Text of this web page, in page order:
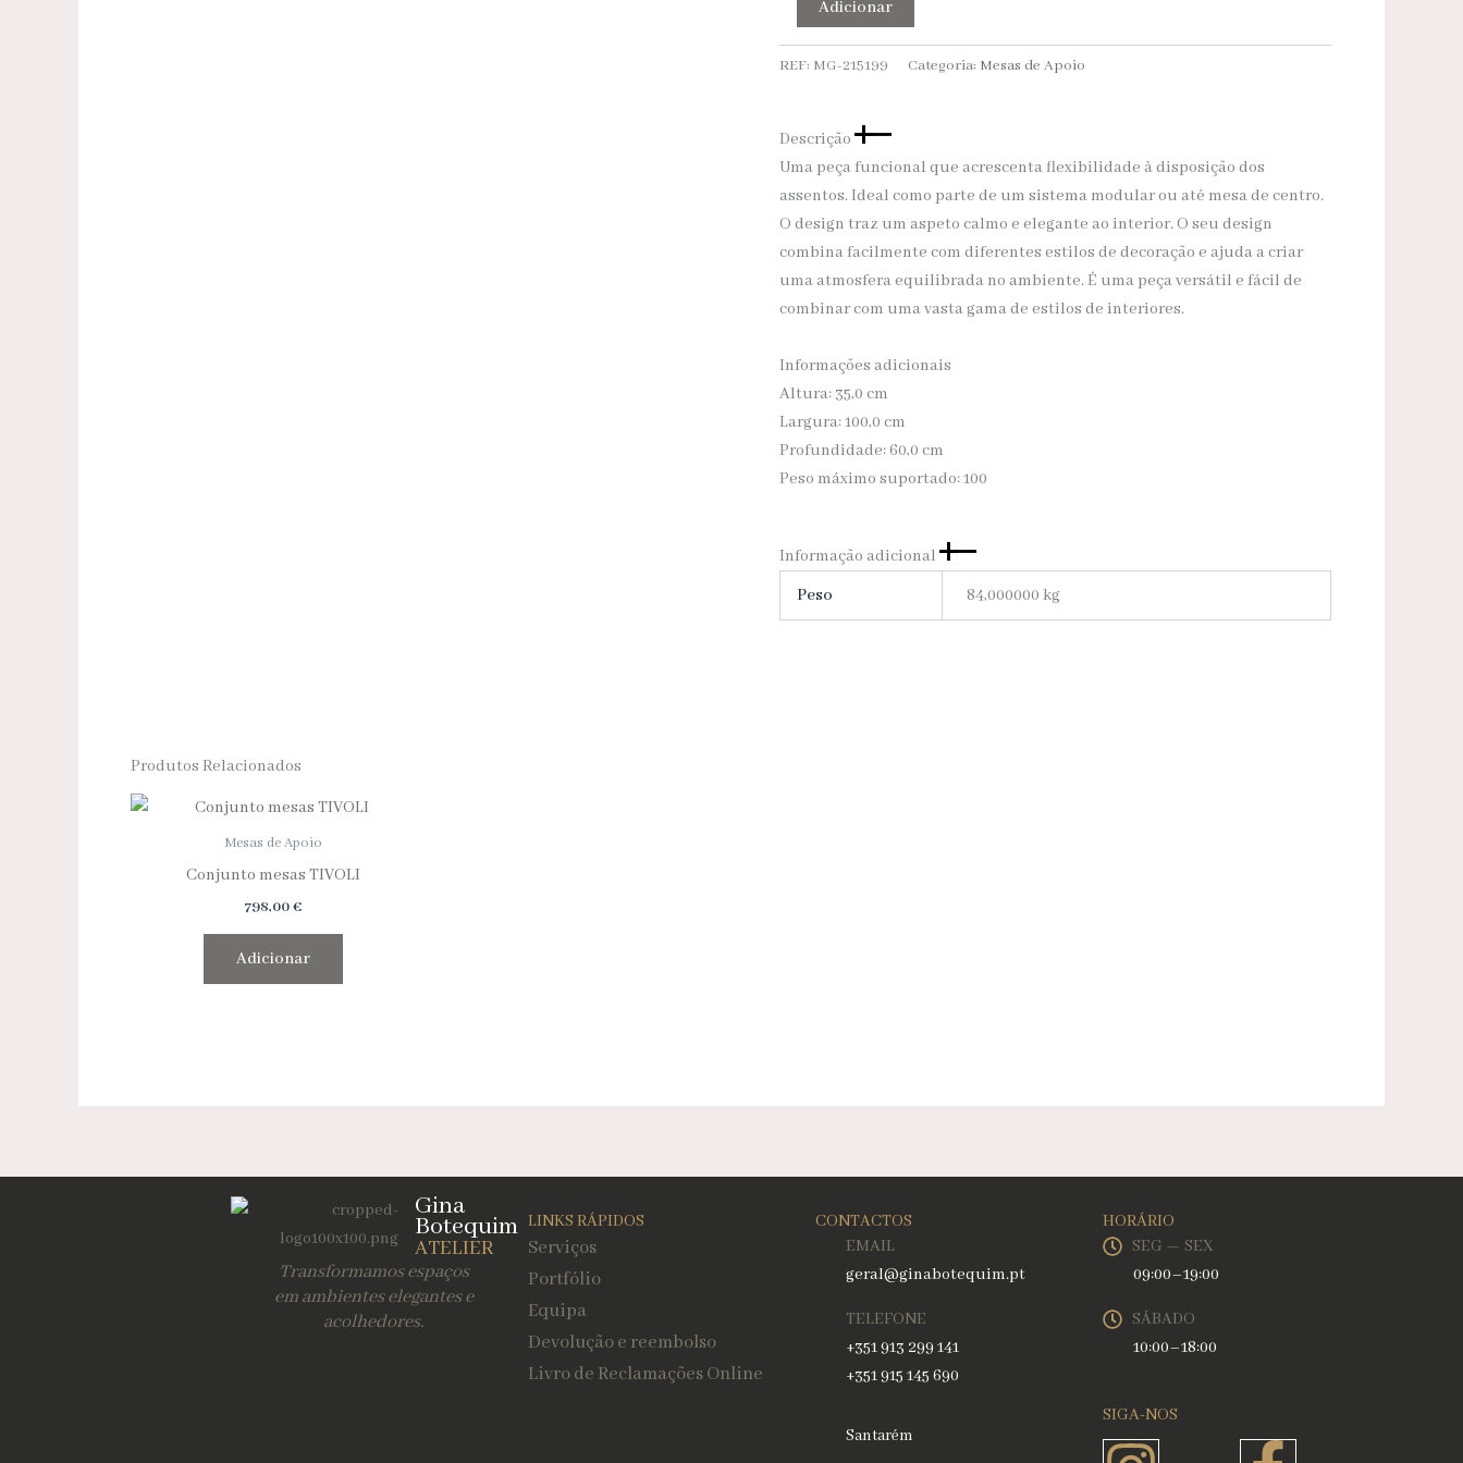
Adicionar
REF: MG-215199 Categoria: Mesas de Apoio
Descrição
Uma peça funcional que acrescenta flexibilidade à disposição dos
assentos. Ideal como parte de um sistema modular ou até mesa de centro.
O design traz um aspeto calmo e elegante ao interior. O seu design
combina facilmente com diferentes estilos de decoração e ajuda a criar
uma atmosfera equilibrada no ambiente. É uma peça versátil e fácil de
combinar com uma vasta gama de estilos de interiores.
Informações adicionais
Altura: 35,0 cm
Largura: 100,0 cm
Profundidade: 60,0 cm
Peso máximo suportado: 100
Informação adicional
Peso
84,000000 kg
Produtos Relacionados
Mesas de Apoio
Conjunto mesas TIVOLI
798,00€
Adicionar
Gina
Botequim
ATELIER
Transformamos espaços
em ambientes elegantes e
acolhedores.
LINKS RÁPIDOS
Serviços
Portfólio
Equipa
Devolução e reembolso
Livro de Reclamações Online
CONTACTOS
EMAIL
geral@ginabotequim.pt
TELEFONE
+351 913 299 141
+351 915 145 690
Santarém
HORÁRIO
SEG — SEX
09:00–19:00
SÁBADO
10:00–18:00
SIGA-NOS